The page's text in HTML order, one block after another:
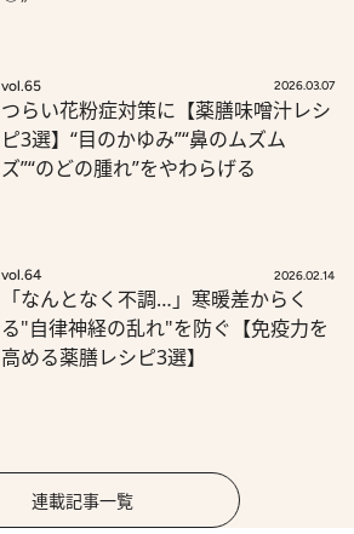
vol.65 2026.03.07
つらい花粉症対策に【薬膳味噌汁レシ
ピ3選】“目のかゆみ”“鼻のムズム
ズ”“のどの腫れ”をやわらげる
vol.64 2026.02.14
「なんとなく不調…」寒暖差からく
る"自律神経の乱れ"を防ぐ【免疫力を
高める薬膳レシピ3選】
連載記事一覧